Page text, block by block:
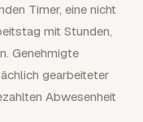
Timer, eine nicht
mit Stunden,
Genehmigte
gearbeiteter
Abwesenheit